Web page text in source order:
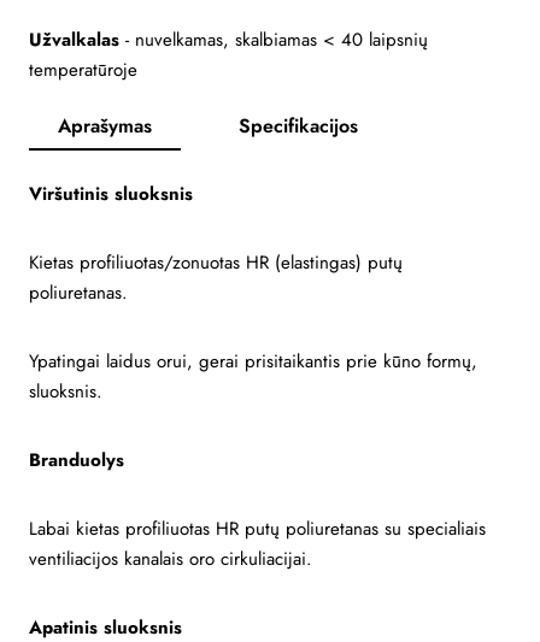
Užvalkalas - nuvelkamas, skalbiamas < 40 laipsnių
temperatūroje
Aprašymas Specifikacijos
Viršutinis sluoksnis
Kietas profiliuotas/zonuotas HR (elastingas) putų
poliuretanas.
Ypatingai laidus orui, gerai prisitaikantis prie kūno formų,
sluoksnis.
Branduolys
Labai kietas profiliuotas HR putų poliuretanas su specialiais
ventiliacijos kanalais oro cirkuliacijai.
Apatinis sluoksnis